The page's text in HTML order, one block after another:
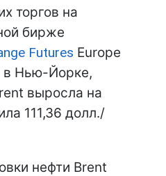
торгов на
бирже
Futures Europe
в Нью-Йорке,
выросла на
111,36 долл./
нефти Brent